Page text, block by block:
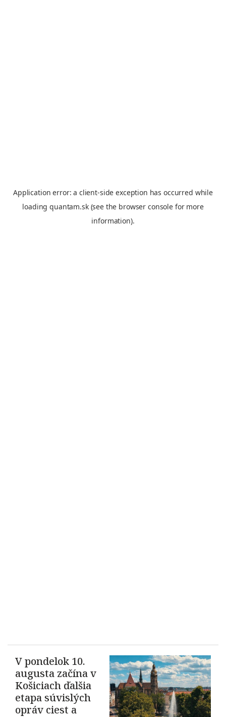
V pondelok 10.
augusta začína v
Košiciach ďalšia
etapa súvislých
opráv ciest a